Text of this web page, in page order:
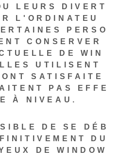
LEURS DIVERT
L'ORDINATEU
PERSO
CONSERVER
DE WIN
UTILISENT
SATISFAITE
PAS EFFE
À NIVEAU.
DE SE DÉB
DU
DE WINDOW